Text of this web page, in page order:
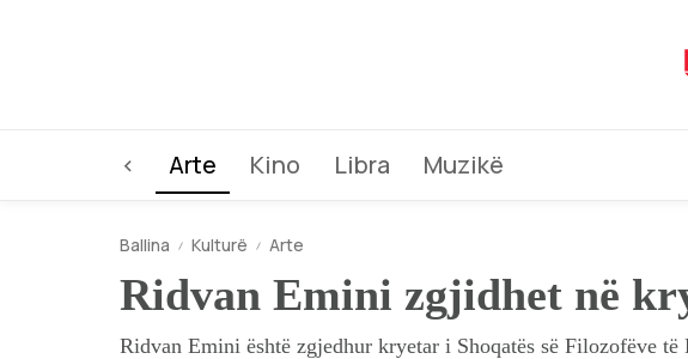
< Arte Kino Libra Muzikë
Ballina Kulturë Arte
Ridvan Emini zgjidhet në
Ridvan Emini është zgjedhur kryetar i Shoqatës së Filozofëve